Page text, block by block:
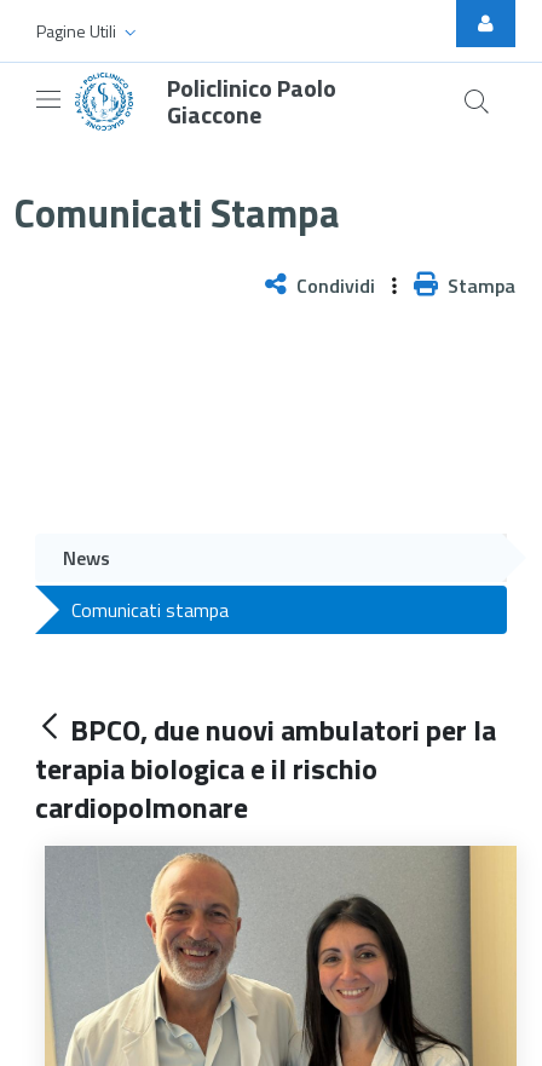
Skip to Main Content
Pagine Utili
Policlinico Paolo
Giaccone
Comunicati Stampa
Condividi Stampa
News
Comunicati stampa
BPCO, due nuovi ambulatori per la
terapia biologica e il rischio
cardiopolmonare